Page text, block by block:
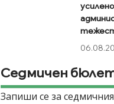
тежест
Седмичен
Запиши се за